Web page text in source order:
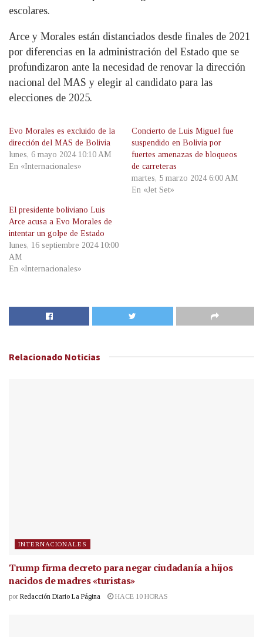
escolares.
Arce y Morales están distanciados desde finales de 2021
por diferencias en la administración del Estado que se
profundizaron ante la necesidad de renovar la dirección
nacional del MAS y elegir al candidato para las
elecciones de 2025.
Evo Morales es excluido de la
dirección del MAS de Bolivia
lunes, 6 mayo 2024 10:10 AM
En «Internacionales»
Concierto de Luis Miguel fue
suspendido en Bolivia por
fuertes amenazas de bloqueos
de carreteras
martes, 5 marzo 2024 6:00 AM
En «Jet Set»
El presidente boliviano Luis
Arce acusa a Evo Morales de
intentar un golpe de Estado
lunes, 16 septiembre 2024 10:00
AM
En «Internacionales»
Relacionado Noticias
INTERNACIONALES
Trump firma decreto para negar ciudadanía a hijos
nacidos de madres «turistas»
por Redacción Diario La Página HACE 10 HORAS